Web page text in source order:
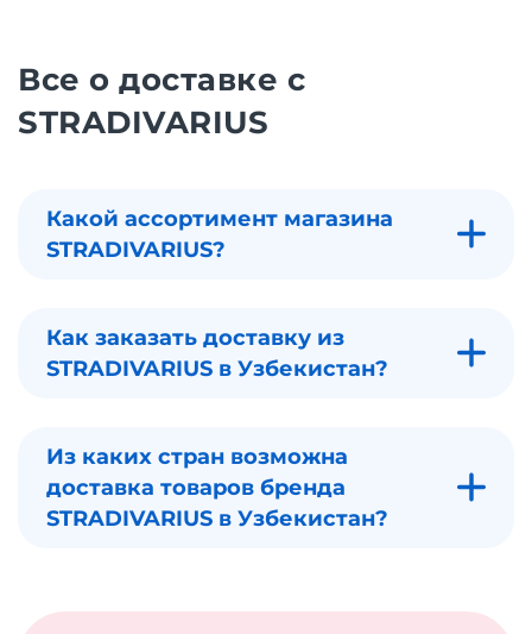
Все о доставке с
STRADIVARIUS
Какой ассортимент магазина
STRADIVARIUS?
Как заказать доставку из
STRADIVARIUS в Узбекистан?
Из каких стран возможна
доставка товаров бренда
STRADIVARIUS в Узбекистан?